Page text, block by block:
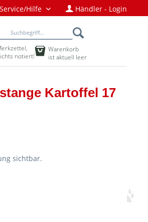
Service/Hilfe Händler - Login
notiert!
Warenkorb
ist aktuell leer
Kartoffel 17
sichtbar.